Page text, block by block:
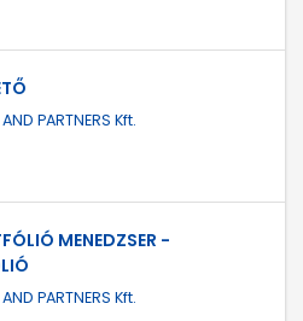
PARTNERS Kft.
MENEDZSER -
PARTNERS Kft.